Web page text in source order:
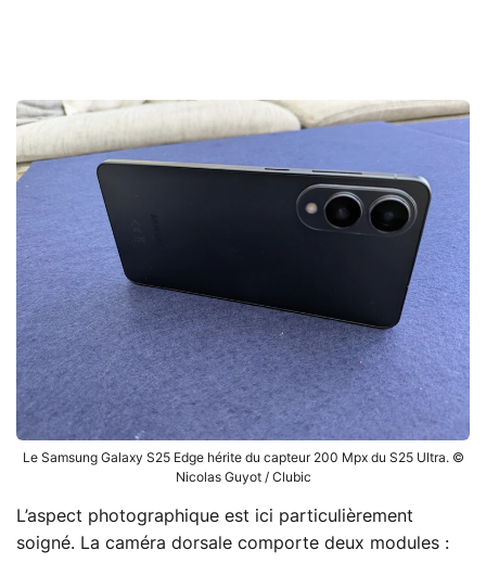
Le Samsung Galaxy S25 Edge hérite du capteur 200 Mpx du S25 Ultra. ©
Nicolas Guyot / Clubic
L’aspect photographique est ici particulièrement
soigné. La caméra dorsale comporte deux modules :